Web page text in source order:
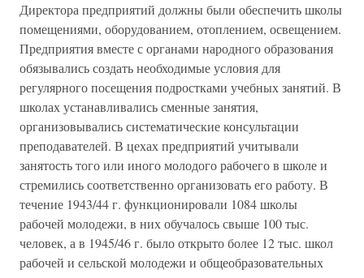
Директора предприятий должны были обеспечить школы
помещениями, оборудованием, отоплением, освещением.
Предприятия вместе с органами народного образования
обязывались создать необходимые условия для
регулярного посещения подростками учебных занятий. В
школах устанавливались сменные занятия,
организовывались систематические консультации
преподавателей. В цехах предприятий учитывали
занятость того или иного молодого рабочего в школе и
стремились соответственно организовать его работу. В
течение 1943/44 г. функционировали 1084 школы
рабочей молодежи, в них обучалось свыше 100 тыс.
человек, а в 1945/46 г. было открыто более 12 тыс. школ
рабочей и сельской молодежи и общеобразовательных